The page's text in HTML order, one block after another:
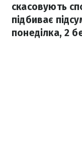
скасовують
підбиває
понеділка, 2